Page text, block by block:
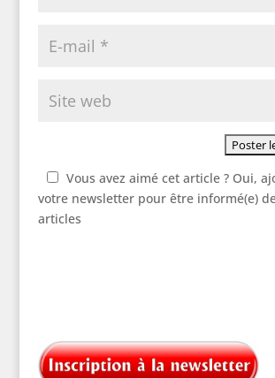
Vous avez aimé cet article ? Oui,
votre newsletter pour être informé(e)
articles